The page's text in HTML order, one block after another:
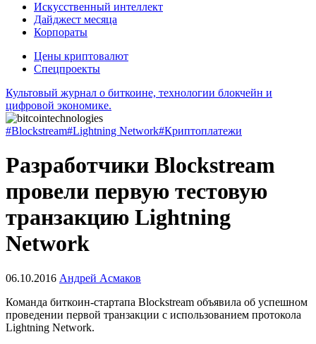
Искусственный интеллект
Дайджест месяца
Корпораты
Цены криптовалют
Спецпроекты
Культовый журнал о биткоине, технологии блокчейн и
цифровой экономике.
#Blockstream#Lightning Network#Криптоплатежи
Разработчики Blockstream
провели первую тестовую
транзакцию Lightning
Network
06.10.2016 Андрей Асмаков
Команда биткоин-стартапа Blockstream объявила об успешном
проведении первой транзакции с использованием протокола
Lightning Network.